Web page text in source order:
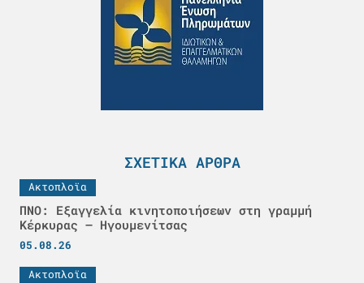
ΣΧΕΤΙΚΆ ΆΡΘΡΑ
Ακτοπλοϊα
ΠΝΟ: Εξαγγελία κινητοποιήσεων στη γραμμή
Κέρκυρας – Ηγουμενίτσας
05.08.26
Ακτοπλοϊα